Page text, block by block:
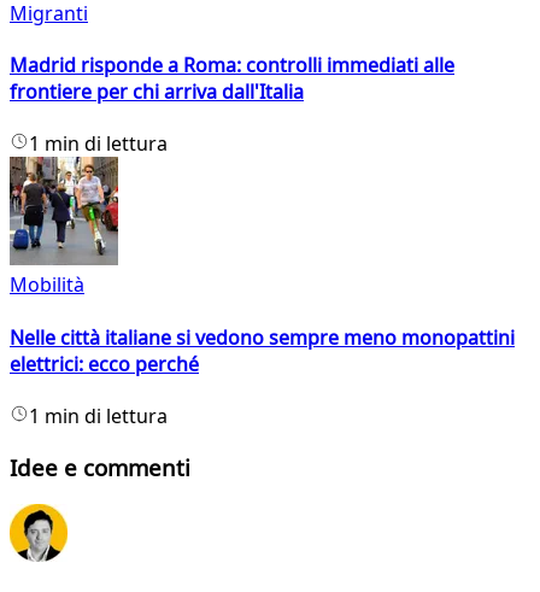
Migranti
Madrid risponde a Roma: controlli immediati alle
frontiere per chi arriva dall'Italia
1 min di lettura
Mobilità
Nelle città italiane si vedono sempre meno monopattini
elettrici: ecco perché
1 min di lettura
Idee e commenti